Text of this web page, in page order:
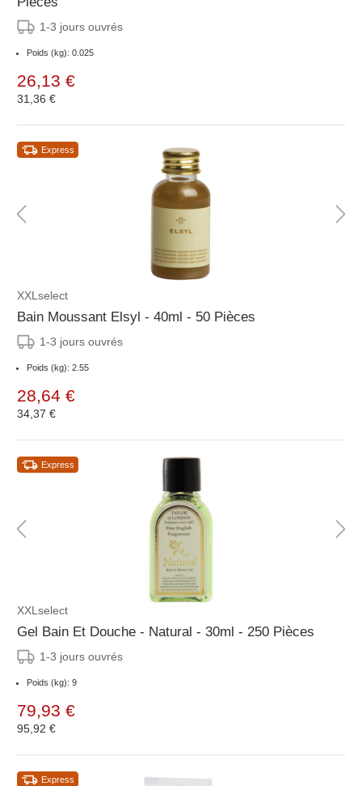
1-3 jours ouvrés
Poids (kg): 0.025
26,13 €
31,36 €
Express
XXLselect
Bain Moussant Elsyl - 40ml - 50 Pièces
1-3 jours ouvrés
Poids (kg): 2.55
28,64 €
34,37 €
Express
XXLselect
Gel Bain Et Douche - Natural - 30ml - 250 Pièces
1-3 jours ouvrés
Poids (kg): 9
79,93 €
95,92 €
Express